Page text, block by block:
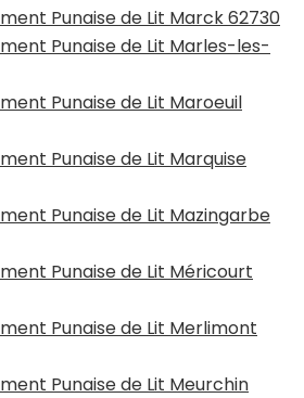
Punaise de Lit Marck 62730
Punaise de Lit Marles-les-
Punaise de Lit Maroeuil
Punaise de Lit Marquise
Punaise de Lit Mazingarbe
Punaise de Lit Méricourt
Punaise de Lit Merlimont
Punaise de Lit Meurchin